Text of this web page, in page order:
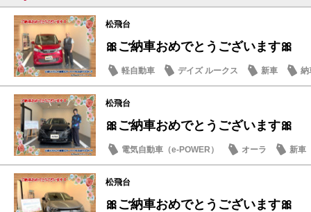
松飛台
🎀ご納車おめでとうございます🎀
軽自動車 デイズ ルークス 新車 納
松飛台
🎀ご納車おめでとうございます🎀
電気自動車（e-POWER） オーラ 新車
松飛台
🎀ご納車おめでとうございます🎀